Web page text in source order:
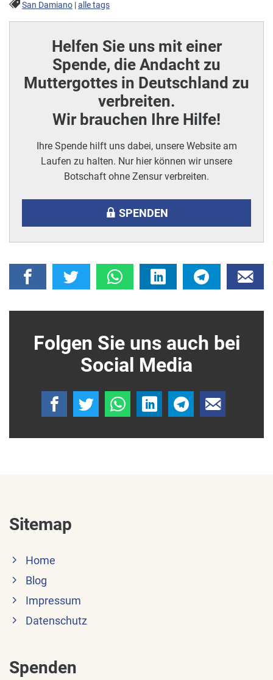
San Damiano |alle tags
Helfen Sie uns mit einer
Spende, die Andacht zu
Muttergottes in Deutschland zu
verbreiten.
Wir brauchen Ihre Hilfe!
Ihre Spende hilft uns dabei, unsere Website am
Laufen zu halten. Nur hier können wir unsere
Botschaft ohne Zensur verbreiten.
SPENDEN
Folgen Sie uns auch bei
Social Media
Sitemap
Home
Blog
Impressum
Datenschutz
Spenden